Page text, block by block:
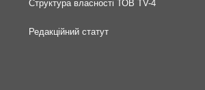
Структура власності ТОВ TV-4
Редакційний статут